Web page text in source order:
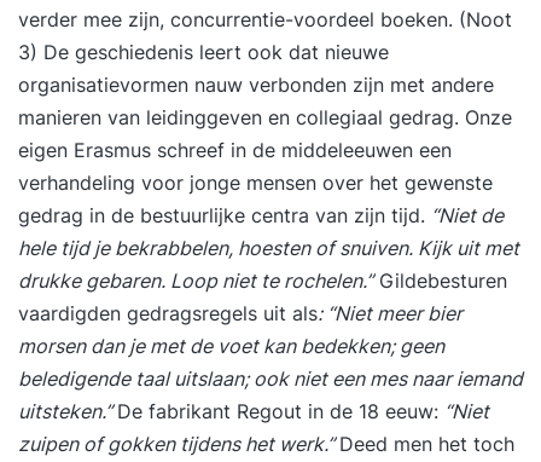
verder mee zijn, concurrentie-voordeel boeken. (Noot
3) De geschiedenis leert ook dat nieuwe
organisatievormen nauw verbonden zijn met andere
manieren van leidinggeven en collegiaal gedrag. Onze
eigen Erasmus schreef in de middeleeuwen een
verhandeling voor jonge mensen over het gewenste
gedrag in de bestuurlijke centra van zijn tijd. “Niet de
hele tijd je bekrabbelen, hoesten of snuiven. Kijk uit met
drukke gebaren. Loop niet te rochelen.”Gildebesturen
vaardigden gedragsregels uit als: “Niet meer bier
morsen dan je met de voet kan bedekken; geen
beledigende taal uitslaan; ook niet een mes naar iemand
uitsteken.”De fabrikant Regout in de 18 eeuw: “Niet
zuipen of gokken tijdens het werk.”Deed men het toch